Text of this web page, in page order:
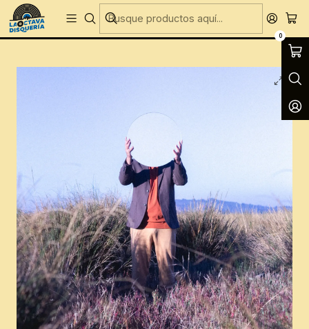
0
Entregas Gratis todos los días en Concepción
Inicio CD´S CD´S Nuevos NOSIDE - Al Interior